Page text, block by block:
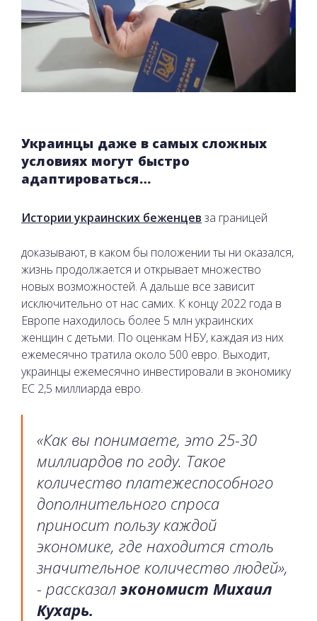
Украинцы даже в самых сложных
условиях могут быстро
адаптироваться…
Истории украинских беженцев за границей
доказывают, в каком бы положении ты ни оказался,
жизнь продолжается и открывает множество
новых возможностей. А дальше все зависит
исключительно от нас самих. К концу 2022 года в
Европе находилось более 5 млн украинских
женщин с детьми. По оценкам НБУ, каждая из них
ежемесячно тратила около 500 евро. Выходит,
украинцы ежемесячно инвестировали в экономику
ЕС 2,5 миллиарда евро.
«Как вы понимаете, это 25-30
миллиардов по году. Такое
количество платежеспособного
дополнительного спроса
приносит пользу каждой
экономике, где находится столь
значительное количество людей»,
- рассказал экономист Михаил
Кухарь.